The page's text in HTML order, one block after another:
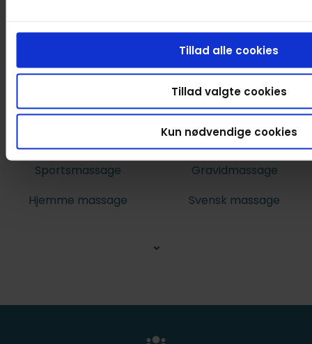
Tillad alle cookies
Tillad valgte cookies
Kun nødvendige cookies
Massagetyper
Sportsmassage
Gravidmassage
Hjemme massage
Svensk massage
⌄